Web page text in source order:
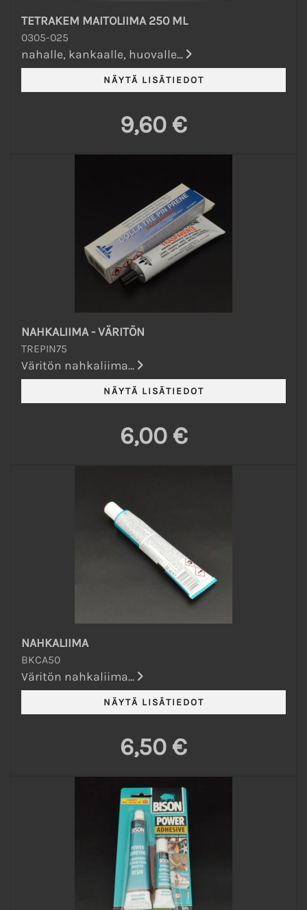
TETRAKEM MAITOLIIMA 250 ML
0305-025
nahalle, kankaalle, huovalle...
9,60 €
NAHKALIIMA - VÄRITÖN
TREPIN75
Väritön nahkaliima...
6,00 €
NAHKALIIMA
BKCA50
Väritön nahkaliima...
6,50 €